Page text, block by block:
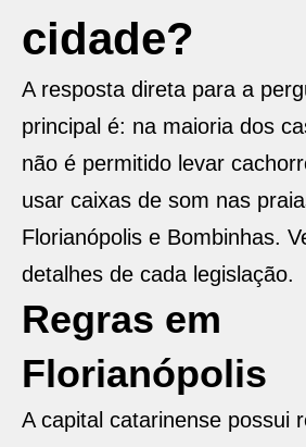
cidade?
A resposta direta para a
principal é: na maioria dos
não é permitido levar
usar caixas de som nas
Florianópolis e Bombinhas.
detalhes de cada legislação.
Regras em
Florianópolis
A capital catarinense possui